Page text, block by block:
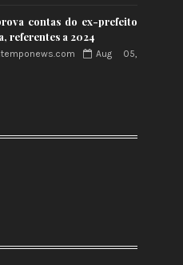
contas do ex-prefeito
referentes a 2024
Aug 05,